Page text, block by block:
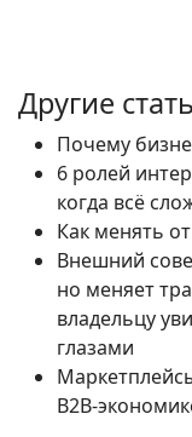
Другие
Почему
6 ролей
когда всё
Как менять
Внешний
но меняет
владельцу
глазами
B2B-